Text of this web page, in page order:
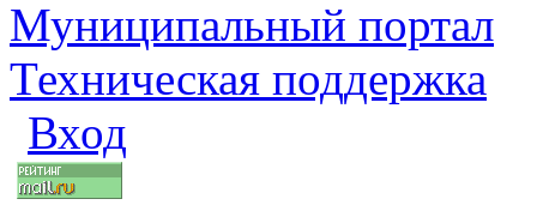
Муниципальный портал
Техническая поддержка
Вход